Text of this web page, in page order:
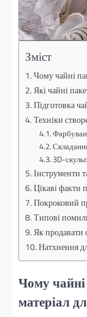
Зміст
Чому чайні
Які чайні
Підготовка
Техніки
3D-
Інструменти
Цікаві факти
Покроковий
Типові
Як продавати
Натхнення
Чому
матеріал